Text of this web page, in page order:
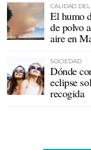
CALIDAD
El humo
de polvo
aire en
SOCIEDAD
Dónde
eclipse
recogida